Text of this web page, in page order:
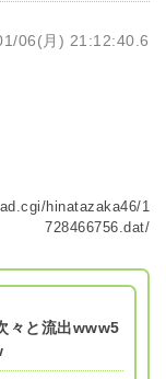
06(月) 21:12:40.6
hinatazaka46/1
728466756.dat/
々と流出www5